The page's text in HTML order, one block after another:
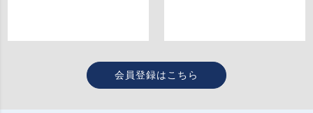
会員登録はこちら